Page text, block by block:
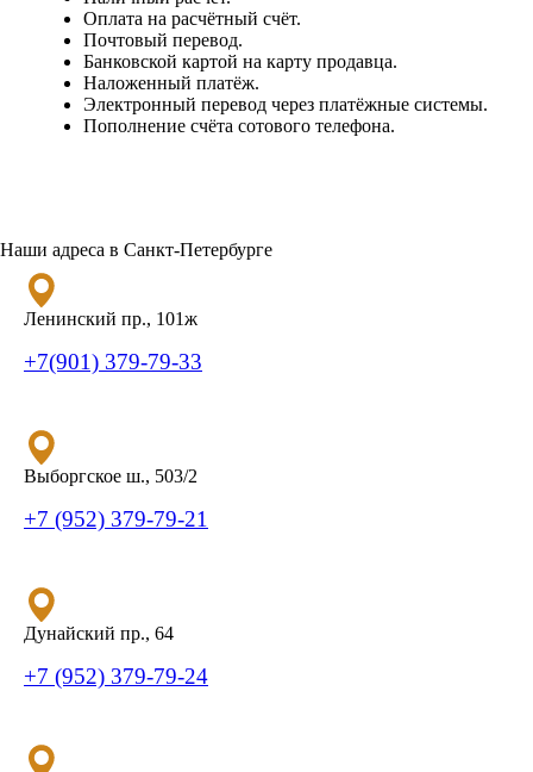
Оплата на расчётный счёт.
Почтовый перевод.
Банковской картой на карту продавца.
Наложенный платёж.
Электронный перевод через платёжные системы.
Пополнение счёта сотового телефона.
Наши адреса в Санкт-Петербурге
Ленинский пр., 101ж
+7(901) 379-79-33
Выборгское ш., 503/2
+7 (952) 379-79-21
Дунайский пр., 64
+7 (952) 379-79-24